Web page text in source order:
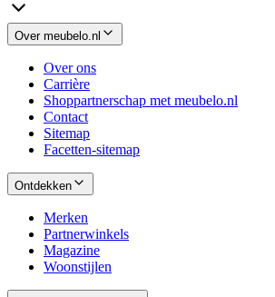
Over meubelo.nl
Over ons
Carrière
Shoppartnerschap met meubelo.nl
Contact
Sitemap
Facetten-sitemap
Ontdekken
Merken
Partnerwinkels
Magazine
Woonstijlen